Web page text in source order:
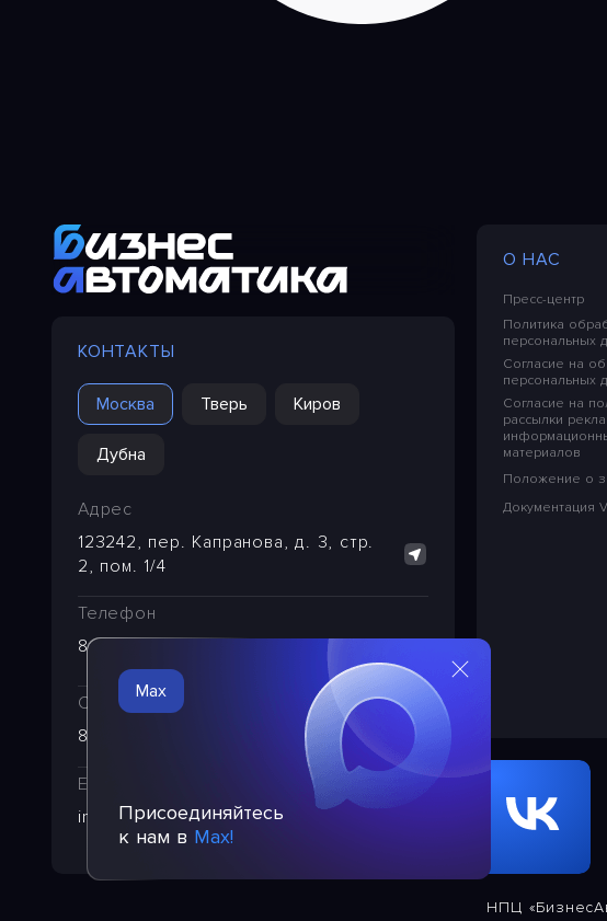
КОНТАКТЫ
Москва Тверь Киров
Дубна
Адрес
123242, пер. Капранова, д. 3, стр.
2, пом. 1/4
Телефон
8 (495) 221-29-65
Служба техподдержки
8 (495) 249-24-39
E-mail
info@pba.su
О НАС
Пресс-центр
Политика
персональных
Согласие на
персональных
Согласие на
рассылки
материалов
Положение о
Документация
НПЦ
Max
Присоединяйтесь
к нам в Max!